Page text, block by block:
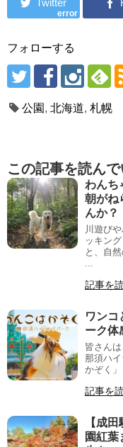
error
フォローする
公園 , 北海道, 札幌
この記事を読ん
わんち
朝がね
んか？
川遊び
ッキン
と、自
記事を
ワンコ
ーク体
皆さん
那須ハ
かぞく
記事を
【成
園紅葉